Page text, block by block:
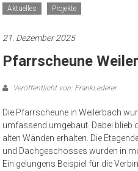
Aktuelles Projekte
21. Dezember 2025
Pfarrscheune
Veröffentlicht von: FrankLederer
Die Pfarrscheune in Weilerbach
umfassend umgebaut. Dabei blieb
alten Wänden erhalten. Die
und Dachgeschosses wurden in
Ein gelungens Beispiel für die